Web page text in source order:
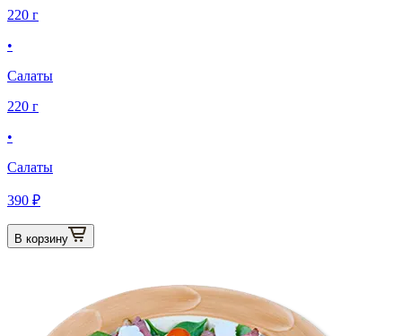
220 г
•
Салаты
220 г
•
Салаты
390 ₽
В корзину